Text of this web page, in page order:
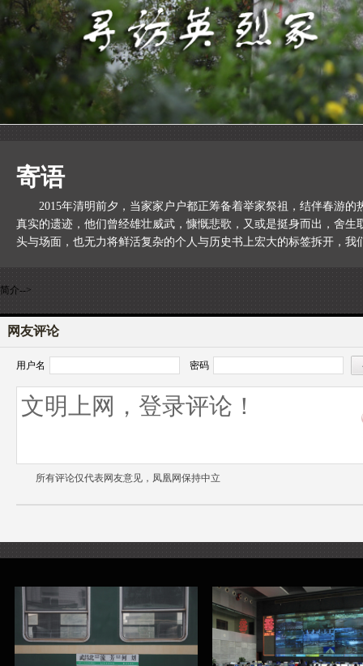
寄语
2015年清明前夕，当家家户户都正筹备着举家祭祖，结伴春游
真实的遗迹，他们曾经雄壮威武，慷慨悲歌，又或是挺身而出，舍
头与场面，也无力将鲜活复杂的个人与历史书上宏大的标签拆开，
简介-->
网友评论
用户名 密码
所有评论仅代表网友意见，凤凰网保持中立